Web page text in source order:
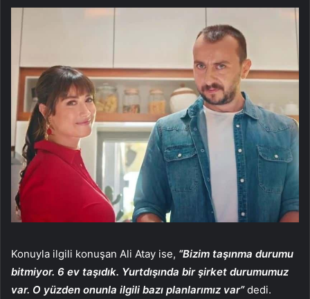
Konuyla ilgili konuşan Ali Atay ise, “Bizim taşınma durumu
bitmiyor. 6 ev taşıdık. Yurtdışında bir şirket durumumuz
var. O yüzden onunla ilgili bazı planlarımız var”dedi.